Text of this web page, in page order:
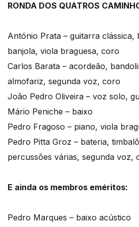
RONDA DOS QUATROS
António Prata – guitarra clássica,
banjola, viola braguesa, coro
Carlos Barata – acordeão,
almofariz, segunda voz, coro
João Pedro Oliveira – voz solo,
Mário Peniche – baixo
Pedro Fragoso – piano, viola
Pedro Pitta Groz – bateria,
percussões várias, segunda voz,
E ainda os membros eméritos:
Pedro Marques – baixo acústico